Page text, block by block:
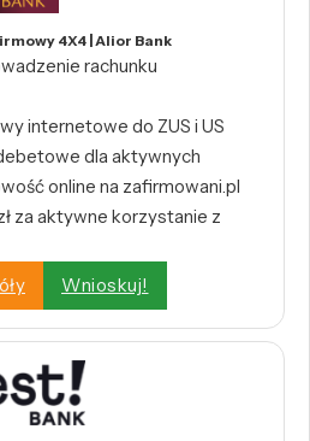
4X4 | Alior Bank
rachunku
internetowe do ZUS i US
dla aktywnych
online na zafirmowani.pl
za aktywne korzystanie z
Wnioskuj!